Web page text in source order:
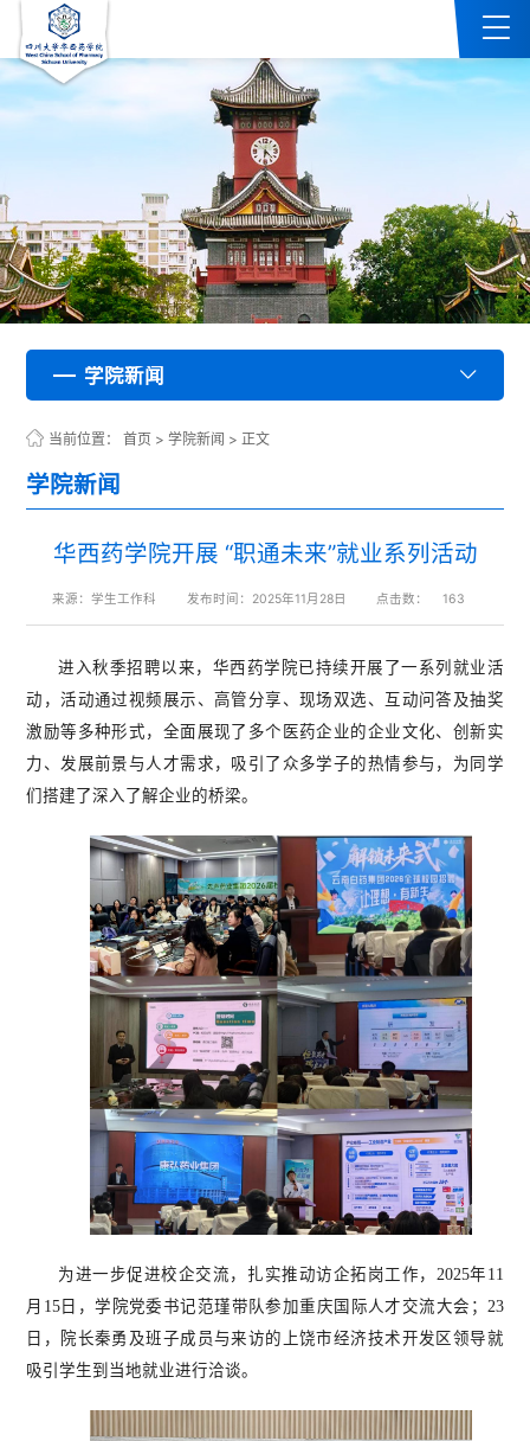
学院新闻
学院新闻
学院新闻
学院新闻
学院新闻
学院新闻
学院新闻
学院新闻
学院新闻
学院新闻
学院新闻
学院新闻
学院新闻
学院新闻
学院新闻
学院新闻
学院新闻
学院新闻
学院新闻
学院新闻
学院新闻
学院新闻
学院新闻
学院新闻
学院新闻
学院新闻
学院新闻
学院新闻
学院新闻
学院新闻
学院新闻
学院新闻
学院新闻
学院新闻
学院新闻
学院新闻
学院新闻
学院新闻
学院新闻
学院新闻
学院新闻
学院新闻
学院新闻
学院新闻
学院新闻
学院新闻
学院新闻
学院新闻
学院新闻
学院新闻
学院新闻
学院新闻
学院新闻
学院新闻
学院新闻
学院新闻
学院新闻
学院新闻
学院新闻
学院新闻
学院新闻
学院新闻
学院新闻
学院新闻
学院新闻
学院新闻